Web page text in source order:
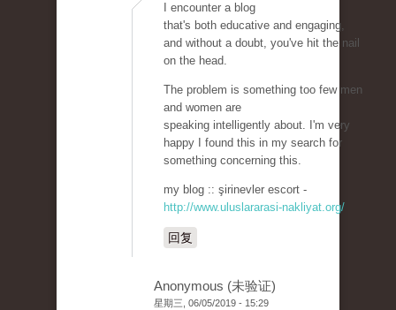
I encounter a blog
that's both educative and engaging,
and without a doubt, you've hit the nail
on the head.
The problem is something too few men
and women are
speaking intelligently about. I'm very
happy I found this in my search for
something concerning this.
my blog :: şirinevler escort -
http://www.uluslararasi-nakliyat.org/
回复
Anonymous (未验证)
星期三, 06/05/2019 - 15:29